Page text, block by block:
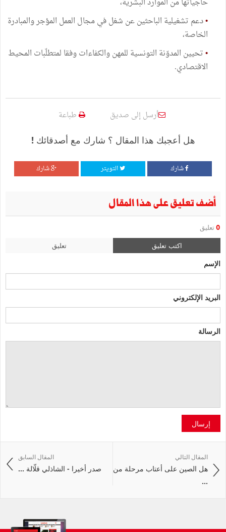
•دعم تشغيلية الباحثين عن شغل في مجال العمل المؤجر والمبادرة
الخاصة،
•تحيين المدوّنة التونسية للمهن والكفاءات وفقا لمتطلّبات المحيط
الاقتصادي.
أرسل إلى صديق طباعة
هل أعجبك هذا المقال ؟ شارك مع أصدقائك !
شارك التويتر شارك
أضف تعليق على هذا المقال
0 تعليق
اكتب تعليق تعليق
الإسم
البريد الإلكتروني
الرسالة
إرسال
المقال السابق
صدر أخيرا - الشاذلي قلّالة ...
المقال التالي
هل الصين على أعتاب مرحلة من
...